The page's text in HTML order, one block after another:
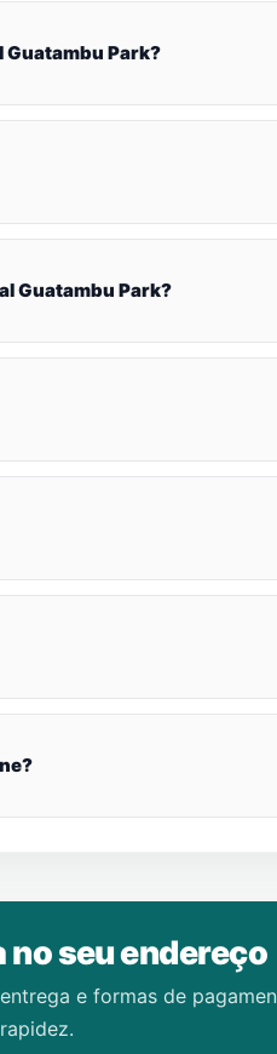
Guatambu Park?
Guatambu Park?
no seu endereço
e formas de